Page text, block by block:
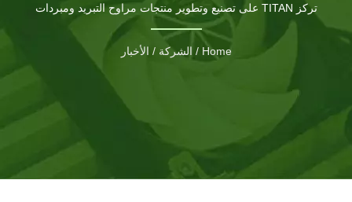
تركز TITAN على تصنيع وتطوير منتجات مراوح التبريد ومبردات
الكمبيوتر المتنوعة لتوفير أفضل حلول التبريد الحراري.
Home
/ الشركة / الأخبار